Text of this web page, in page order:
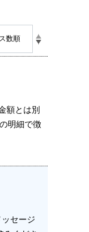
額とは別
明細で徴
セージ